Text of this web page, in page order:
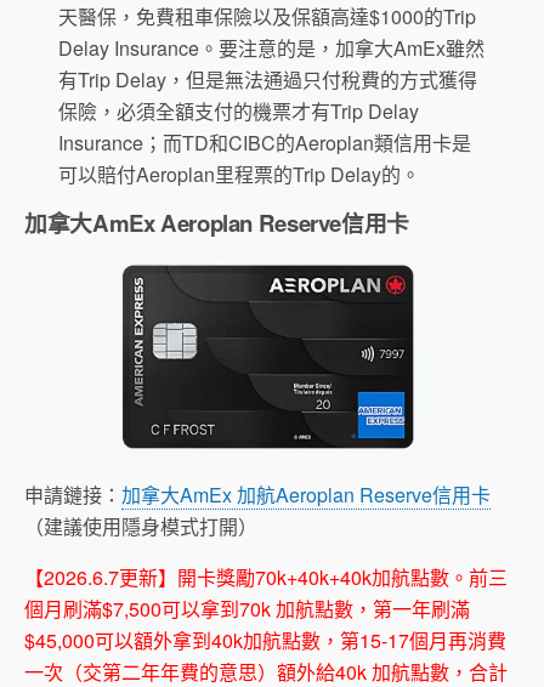
天醫保，免費租車保險以及保額高達$1000的Trip
Delay Insurance。要注意的是，加拿大AmEx雖然
有Trip Delay，但是無法通過只付稅費的方式獲得
保險，必須全額支付的機票才有Trip Delay
Insurance；而TD和CIBC的Aeroplan類信用卡是
可以賠付Aeroplan里程票的Trip Delay的。
加拿大AmEx Aeroplan Reserve信用卡
申請鏈接： 加拿大AmEx 加航Aeroplan Reserve信用卡
（建議使用隱身模式打開）
【2026.6.7更新】開卡獎勵70k+40k+40k加航點數。前三
個月刷滿$7,500可以拿到70k 加航點數，第一年刷滿
$45,000可以額外拿到40k加航點數，第15-17個月再消費
一次（交第二年年費的意思）額外給40k 加航點數，合計